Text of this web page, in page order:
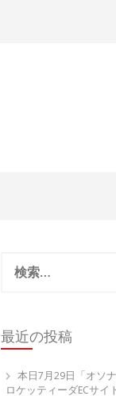
最近の投稿
本日7月29日「オソ
ロケッティーダECサイ